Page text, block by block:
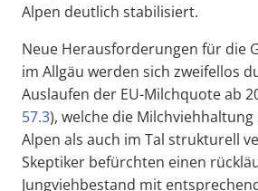
Alpen deutlich stabilisiert.
Neue Herausforderungen für die
im Allgäu werden sich zweifellos
Auslaufen der EU-Milchquote ab
57.3), welche die
Alpen als auch im Tal strukturell
Skeptiker befürchten einen
Jungviehbestand mit